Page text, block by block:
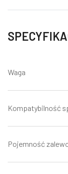
Waga
Kompatybilność
Pojemność